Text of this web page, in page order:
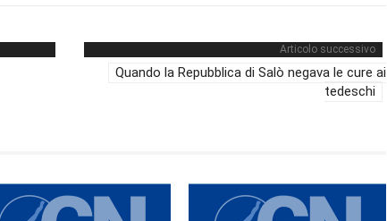
Articolo successivo
Quando la Repubblica di Salò negava le cure ai
tedeschi